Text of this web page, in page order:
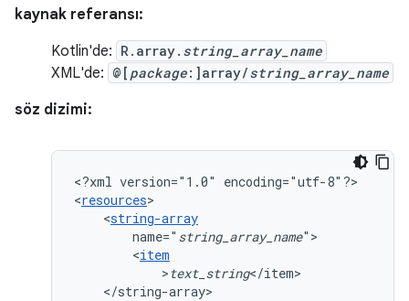
kaynak referansı:
Kotlin'de: R.array. string_array_name
XML'de: @[ package:]array/string_array_name
söz dizimi:
<?xml version="1.0"
encoding="utf-8"?>
<resources
<string-array
name=" string_array_name
<item
>text_string
</string-array>